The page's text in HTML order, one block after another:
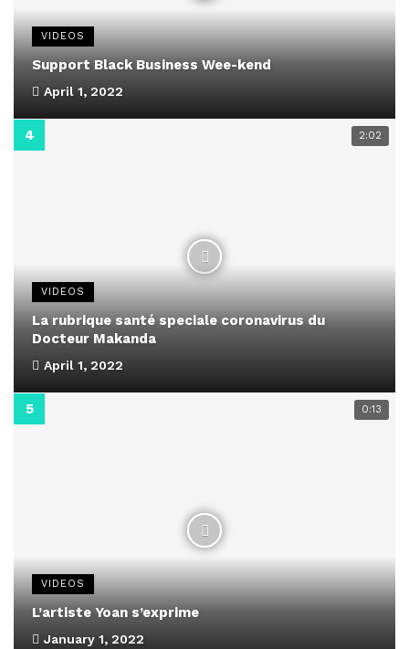
VIDEOS
Support Black Business Wee-kend
April 1, 2022
2:02
VIDEOS
La rubrique santé speciale coronavirus du
Docteur Makanda
April 1, 2022
0:13
VIDEOS
L’artiste Yoan s’exprime
January 1, 2022